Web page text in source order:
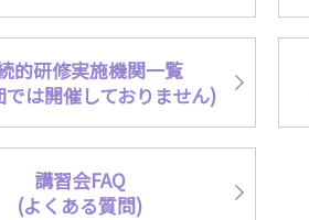
的研修実施機関一覧
では開催しておりません)
講習会FAQ
(よくある質問)